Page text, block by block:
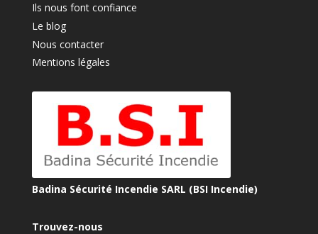
Ils nous font confiance
Le blog
Nous contacter
Mentions légales
Badina Sécurité Incendie SARL (BSI Incendie)
Trouvez-nous